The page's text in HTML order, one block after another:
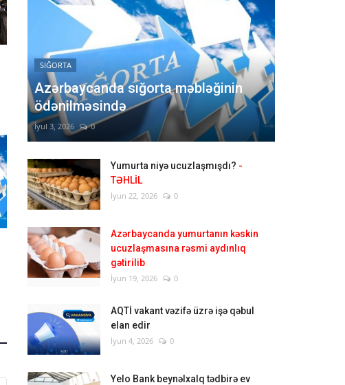
SIĞORTA
Azərbaycanda sığorta məbləğinin
ödənilməsində
İyul 3, 2026 0
Yumurta niyə ucuzlaşmışdı? -
TƏHLİL
İyun 22, 2026 0
Azərbaycanda yumurtanın kəskin
ucuzlaşmasına rəsmi aydınlıq
gətirilib
İyun 19, 2026 0
AQTİ vakant vəzifə üzrə işə qəbul
elan edir
İyun 4, 2026 0
Yelo Bank beynəlxalq tədbirə ev